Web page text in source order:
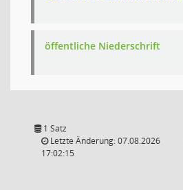
öffentliche Niederschrift
1 Satz
Letzte Änderung: 07.08.2026
17:02:15